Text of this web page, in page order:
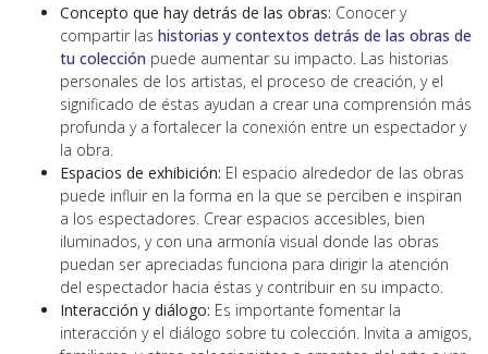
Concepto que hay detrás de las obras: Conocer y
compartir las historias y contextos detrás de las obras de
tu colección puede aumentar su impacto. Las historias
personales de los artistas, el proceso de creación, y el
significado de éstas ayudan a crear una comprensión más
profunda y a fortalecer la conexión entre un espectador y
la obra.
Espacios de exhibición: El espacio alrededor de las obras
puede influir en la forma en la que se perciben e inspiran
a los espectadores. Crear espacios accesibles, bien
iluminados, y con una armonía visual donde las obras
puedan ser apreciadas funciona para dirigir la atención
del espectador hacia éstas y contribuir en su impacto.
Interacción y diálogo: Es importante fomentar la
interacción y el diálogo sobre tu colección. Invita a amigos,